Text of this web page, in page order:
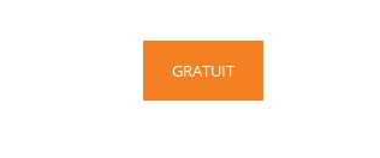
au
plus
GRATUIT